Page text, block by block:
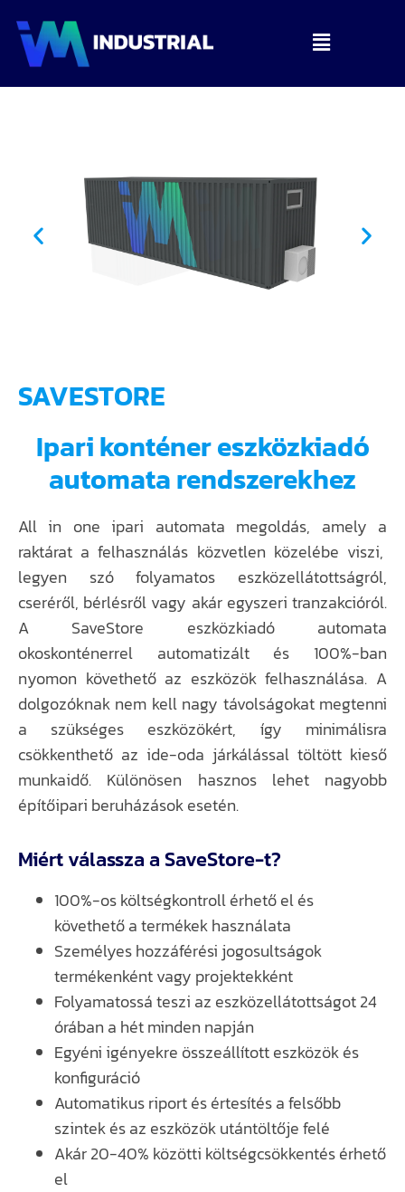
SAVESTORE
Ipari konténer eszközkiadó
automata rendszerekhez
All in one ipari automata megoldás, amely a
raktárat a felhasználás közvetlen közelébe viszi,
legyen szó folyamatos eszközellátottságról,
cseréről, bérlésről vagy akár egyszeri tranzakcióról.
A SaveStore eszközkiadó automata
okoskonténerrel automatizált és 100%-ban
nyomon követhető az eszközök felhasználása. A
dolgozóknak nem kell nagy távolságokat megtenni
a szükséges eszközökért, így minimálisra
csökkenthető az ide-oda járkálással töltött kieső
munkaidő. Különösen hasznos lehet nagyobb
építőipari beruházások esetén.
Miért válassza a SaveStore-t?
100%-os költségkontroll érhető el és
követhető a termékek használata
Személyes hozzáférési jogosultságok
termékenként vagy projektekként
Folyamatossá teszi az eszközellátottságot 24
órában a hét minden napján
Egyéni igényekre összeállított eszközök és
konfiguráció
Automatikus riport és értesítés a felsőbb
szintek és az eszközök utántöltője felé
Akár 20-40% közötti költségcsökkentés érhető
el